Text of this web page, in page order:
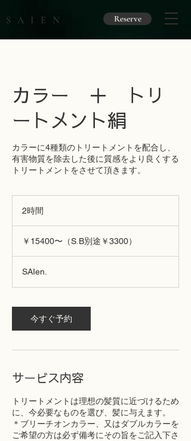
SAIEN Reserve
カラー ＋ トリ
ートメント絹
カラーに4種類のトリートメントを配合し、
有害物質を除去した後に質感をより良くする
トリートメントをさせて頂きます。
2時間
（S.B
途
￥15400〜（S.B別途￥3300）
SAIen.
今すぐ予約
サービス内容
トリートメントは理想の髪質に近づけるため
に、今必要なものを選び、髪に与えます。
＊ブリーチオンカラー、又はダブルカラーを
ご希望の方は必ず備考にその旨をご記入下さ